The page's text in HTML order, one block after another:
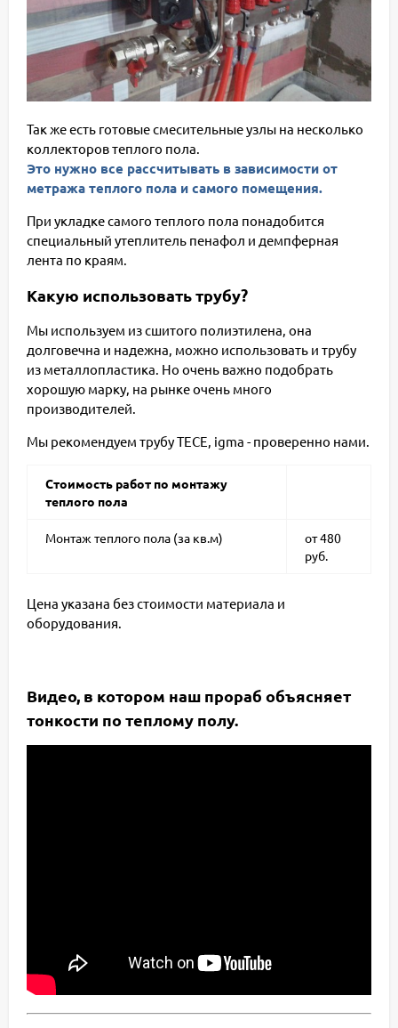
Так же есть готовые смесительные узлы на несколько
коллекторов теплого пола.
Это нужно все рассчитывать в зависимости от
метража теплого пола и самого помещения.
При укладке самого теплого пола понадобится
специальный утеплитель пенафол и демпферная
лента по краям.
Какую использовать трубу?
Мы используем из сшитого полиэтилена, она
долговечна и надежна, можно использовать и трубу
из металлопластика. Но очень важно подобрать
хорошую марку, на рынке очень много
производителей.
Мы рекомендуем трубу TECE, igma - проверенно нами.
Стоимость работ по монтажу
теплого пола
Монтаж теплого пола (за кв.м)
от 480
руб.
Цена указана без стоимости материала и
оборудования.
Видео, в котором наш прораб объясняет
тонкости по теплому полу.